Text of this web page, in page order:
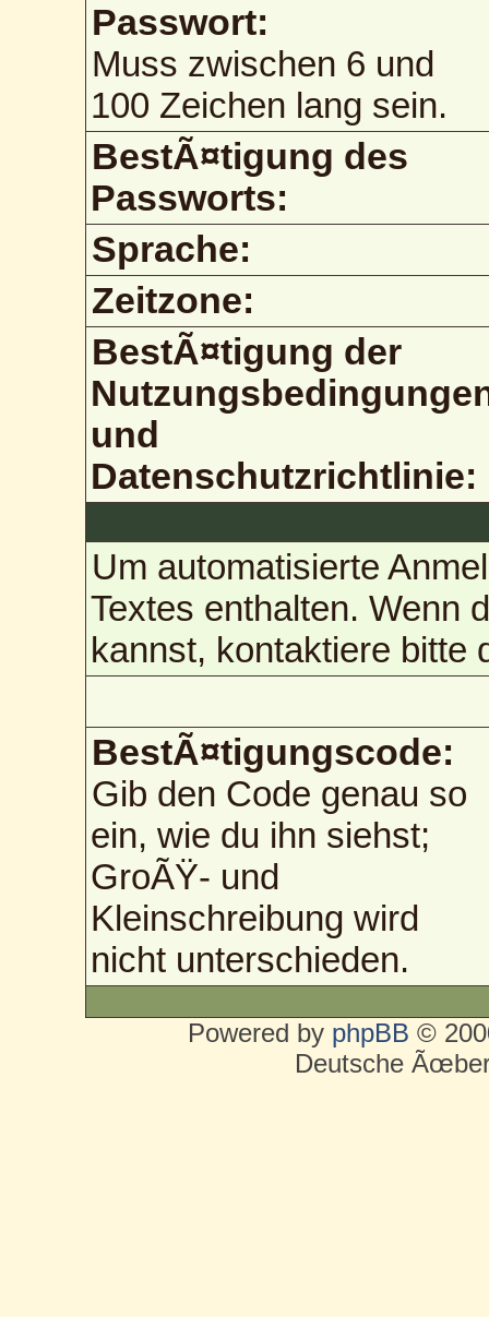
Passwort:
Muss zwischen 6 und
100 Zeichen lang sein.
BestÃ¤tigung des
Passworts:
Sprache:
Zeitzone:
BestÃ¤tigung der
und
Datenschutzrichtlinie:
Um automatisierte
Textes enthalten. Wenn
kannst, kontaktiere bitte
BestÃ¤tigungscode:
Gib den Code genau so
ein, wie du ihn siehst;
GroÃŸ- und
Kleinschreibung wird
nicht unterschieden.
Powered by phpBB ©
Deutsche